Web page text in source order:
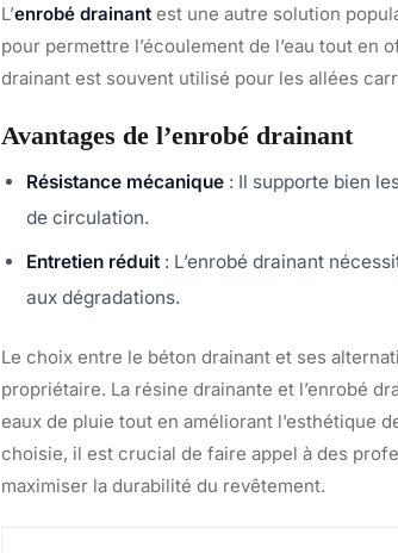
L’enrobé drainant est une autre solution
pour permettre l’écoulement de l’eau tout en
drainant est souvent utilisé pour les allées
Avantages de l’enrobé drainant
Résistance mécanique : Il supporte bien
de circulation.
Entretien réduit : L’enrobé drainant
aux dégradations.
Le choix entre le béton drainant et ses
propriétaire. La résine drainante et l’enrobé
eaux de pluie tout en améliorant l’esthétique
choisie, il est crucial de faire appel à des
maximiser la durabilité du revêtement.